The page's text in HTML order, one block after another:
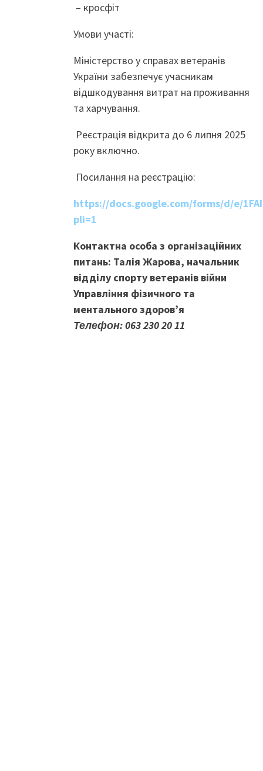
– кросфіт
Умови участі:
Міністерство у справах ветеранів
України забезпечує учасникам
відшкодування витрат на проживання
та харчування.
Реєстрація відкрита до 6 липня 2025
року включно.
Посилання на реєстрацію:
https://docs.google.com/forms/d/e/
pli=1
Контактна особа з організаційних
питань: Талія Жарова, начальник
відділу спорту ветеранів війни
Управління фізичного та
ментального здоров’я
Телефон: 063 230 20 11